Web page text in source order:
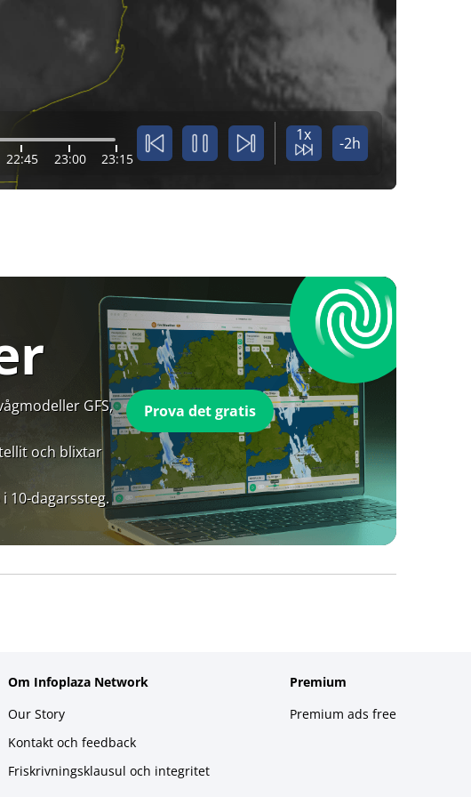
22:45 23:00 23:15
1x -2h
GFS,
och blixtar
10-dagarssteg.
Prova det gratis
Om Infoplaza Network
Our Story
Kontakt och feedback
Friskrivningsklausul och integritet
Premium
Premium ads free